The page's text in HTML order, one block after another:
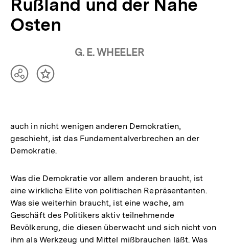
Rußland und der Nahe
Osten
G. E. WHEELER
TeilenInhalt
auch in nicht wenigen anderen Demokratien,
geschieht, ist das Fundamentalverbrechen an der
Demokratie.
Was die Demokratie vor allem anderen braucht, ist
eine wirkliche Elite von politischen Repräsentanten.
Was sie weiterhin braucht, ist eine wache, am
Geschäft des Politikers aktiv teilnehmende
Bevölkerung, die diesen überwacht und sich nicht von
ihm als Werkzeug und Mittel mißbrauchen läßt. Was